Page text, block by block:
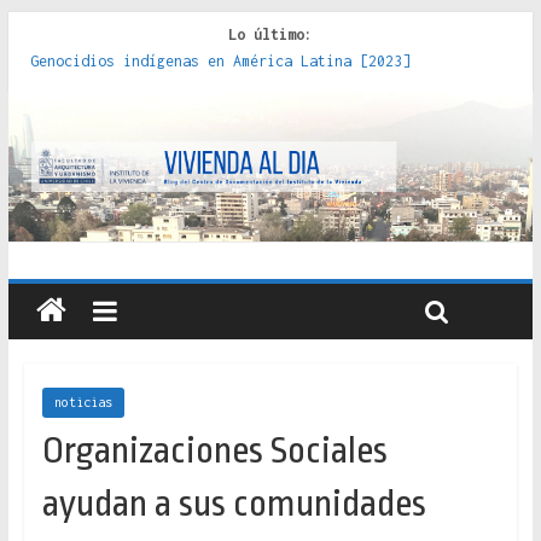
Lo último:
Genocidios indígenas en América Latina [2023]
políticas, prácticas y representaciones [2022]
crítica de las fronteras latinoamericanas [2020]
Criterios técnicos para una vivienda adecuada [2019]
Red de consultorios de la Caja del Seguro Obrero en
Santiago : un patrimonio emblemático [2014]
noticias
Organizaciones Sociales
ayudan a sus comunidades